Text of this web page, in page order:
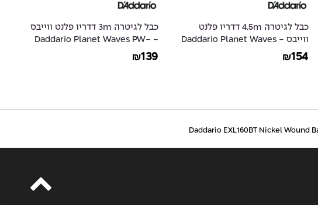
כבל לגיטרה 4.5m דדריו פלנט
ווייבס - Daddario Planet Waves
PW-AGL-15
₪154
כבל לגיטרה 3m דדריו פלנט ווייבס
- Daddario Planet Waves PW-
AGL-10
₪139